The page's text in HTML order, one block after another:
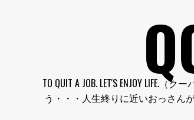
TO QUIT A JOB. LET'S ENJOY
う・・・人生終りに近いおっさん